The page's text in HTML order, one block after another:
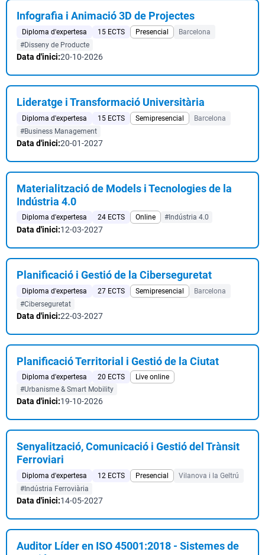
Infografia i Animació 3D de Projectes
Diploma d'expertesa 15 ECTS Presencial
Barcelona
#Disseny de Producte
Data d'inici:20-10-2026
Lideratge i Transformació Universitària
Diploma d'expertesa 15 ECTS Semipresencial
Barcelona
#Business Management
Data d'inici:20-01-2027
Materialització de Models i Tecnologies de la
Indústria 4.0
Diploma d'expertesa 24 ECTS Online #Indústria 4.0
Data d'inici:12-03-2027
Planificació i Gestió de la Ciberseguretat
Diploma d'expertesa 27 ECTS Semipresencial
Barcelona
#Ciberseguretat
Data d'inici:22-03-2027
Planificació Territorial i Gestió de la Ciutat
Diploma d'expertesa 20 ECTS
Live online
#Urbanisme & Smart Mobility
Data d'inici:19-10-2026
Senyalització, Comunicació i Gestió del Trànsit
Ferroviari
Diploma d'expertesa 12 ECTS Presencial
Vilanova i la Geltrú
#Indústria Ferroviària
Data d'inici:14-05-2027
Auditor Líder en ISO 45001:2018 - Sistemes de